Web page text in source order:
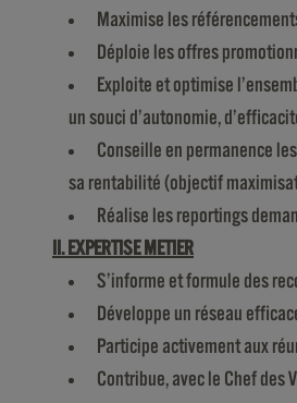
Maximise les
Déploie les offres
Exploite et optimise
un souci d’autonomie,
Conseille en permanence
sa rentabilité (objectif
Réalise les reportings
II. EXPERTISE METIER
S’informe et formule des
Développe un réseau
Participe activement aux
Contribue, avec le Chef des